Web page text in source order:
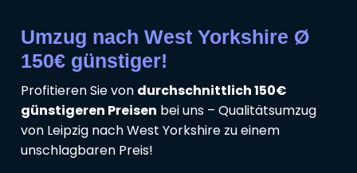
Umzug nach West Yorkshire Ø
150€ günstiger!
Profitieren Sie von durchschnittlich 150€
günstigeren Preisen bei uns – Qualitätsumzug
von Leipzig nach West Yorkshire zu einem
unschlagbaren Preis!